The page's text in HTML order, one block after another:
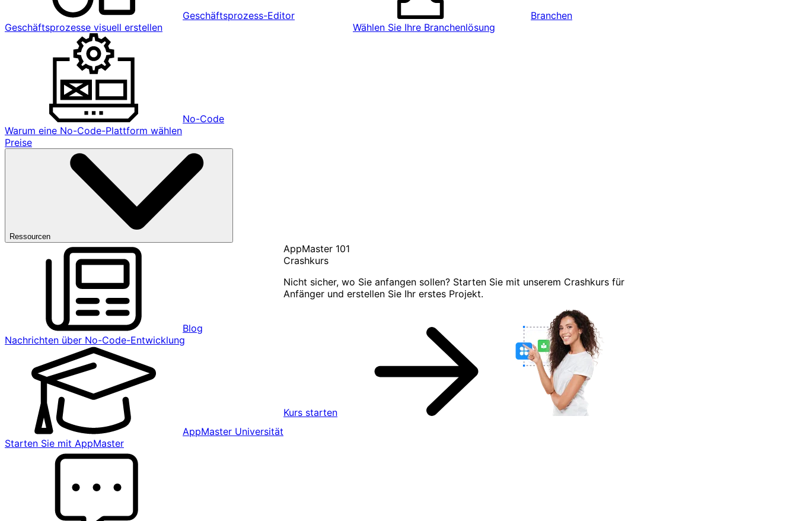
Geschäftsprozess-Editor
Geschäftsprozesse visuell erstellen
Branchen
Wählen Sie Ihre Branchenlösung
No-Code
Warum eine No-Code-Plattform wählen
Preise
Ressourcen
Blog
Nachrichten über No-Code-Entwicklung
AppMaster Universität
Starten Sie mit AppMaster
AppMaster 101
Crashkurs
Nicht sicher, wo Sie anfangen sollen? Starten Sie mit unserem Crashkurs für
Anfänger und erstellen Sie Ihr erstes Projekt.
Kurs starten